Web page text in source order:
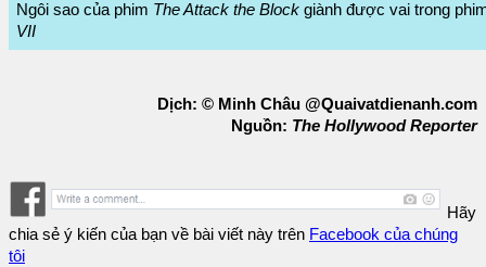
Ngôi sao của phim The Attack the Block giành được vai trong
VII
Dịch: © Minh Châu @Quaivatdienanh.com
Nguồn: The Hollywood Reporter
Hãy
chia sẻ ý kiến của bạn về bài viết này trên Facebook của chúng
tôi